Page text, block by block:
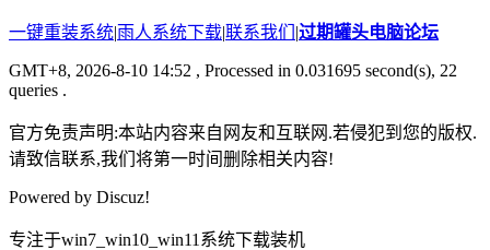
一键重装系统|雨人系统下载|联系我们 |过期罐头电脑论坛
GMT+8, 2026-8-10 14:52 , Processed in 0.031695 second(s), 22
queries .
官方免责声明:本站内容来自网友和互联网.若侵犯到您的版权.
请致信联系,我们将第一时间删除相关内容!
Powered by Discuz!
专注于win7_win10_win11系统下载装机